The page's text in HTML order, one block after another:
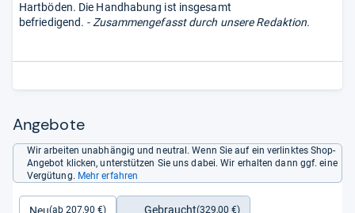
Hartböden. Die Handhabung ist insgesamt
befriedigend. - Zusammengefasst durch unsere Redaktion.
Angebote
Wir arbeiten unabhängig und neutral. Wenn Sie auf ein verlinktes Shop-
Angebot klicken, unterstützen Sie uns dabei. Wir erhalten dann ggf. eine
Vergütung. Mehr erfahren
Neu(ab 207,90 €) Gebraucht(329,00 €)